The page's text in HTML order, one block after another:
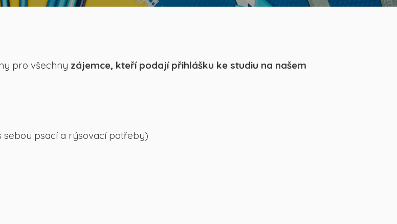
pro všechny zájemce, kteří podají přihlášku ke studiu na našem
sebou psací a rýsovací potřeby)